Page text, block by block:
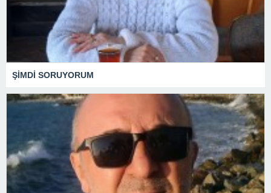
ŞİMDİ SORUYORUM